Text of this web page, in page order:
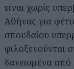
είναι χωρίς
Αθήνας για
σπουδαίου
φιλοξενούνται
δανεισμένα από